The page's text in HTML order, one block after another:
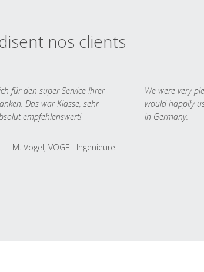
nos clients
für den super Service Ihrer
Das war Klasse, sehr
empfehlenswert!
M. Vogel, VOGEL Ingenieure
We were very
would happily
in Germany.